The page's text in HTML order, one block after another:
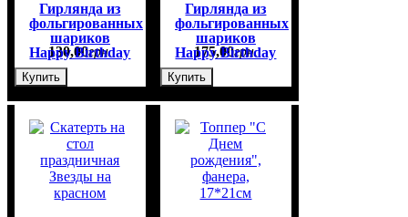
Гирлянда из
фольгированных
шариков
Happy Birthday
Pink
130,00грн.
Купить
Гирлянда из
фольгированных
шариков
Happy Birthday
Blue
175,00грн.
Купить